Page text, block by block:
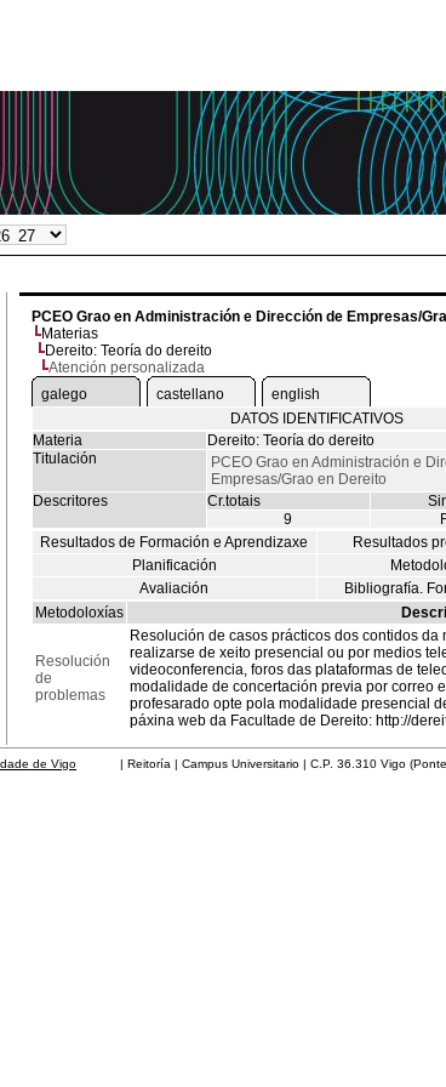
PCEO Grao en Administración e Dirección de Empresas/
Materias
Dereito: Teoría do dereito
Atención personalizada
galego
castellano
english
DATOS IDENTIFICATIVOS
Materia
Dereito: Teoría do dereito
Titulación
PCEO Grao en Administración e
Empresas/Grao en Dereito
Descritores
Cr.totais
9
Resultados de Formación e Aprendizaxe
Resultados
Planificación
Avaliación
Bibliografía.
Metodoloxías
Resolución
de
problemas
Resolución de casos prácticos dos contidos
realizarse de xeito presencial ou por medios
videoconferencia, foros das plataformas de
modalidade de concertación previa por correo
profesarado opte pola modalidade presencial
páxina web da Facultade de Dereito: http://
de Vigo | Reitoría | Campus Universitario | C.P. 36.310 Vigo